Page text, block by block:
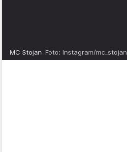
MC Stojan Foto: Instagram/mc_stojan